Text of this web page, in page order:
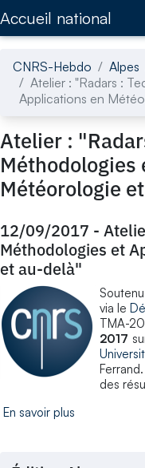
Accueil national
CNRS-Hebdo Alpes
Atelier : "Radars :
Applications en
Atelier :
Méthodologies
Météorologie
12/09/2017 -
Méthodologies et
et au-delà"
via le
TMA-
2017
des
En savoir plus